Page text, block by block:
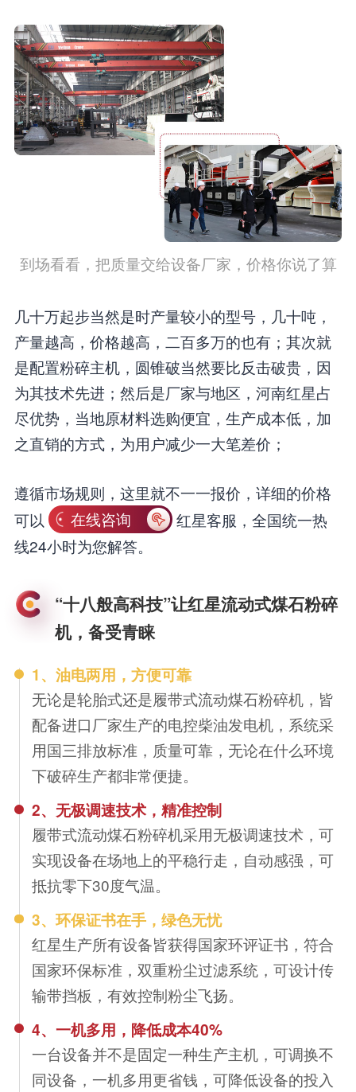
到场看看，把质量交给设备厂家，价格你说了算
几十万起步当然是时产量较小的型号，几十吨，
产量越高，价格越高，二百多万的也有；其次就
是配置粉碎主机，圆锥破当然要比反击破贵，因
为其技术先进；然后是厂家与地区，河南红星占
尽优势，当地原材料选购便宜，生产成本低，加
之直销的方式，为用户减少一大笔差价；
遵循市场规则，这里就不一一报价，详细的价格
可以
在线咨询
红星客服，全国统一热
线24小时为您解答。
“十八般高科技”让红星流动式煤石粉碎
机，备受青睐
1、油电两用，方便可靠
无论是轮胎式还是履带式流动煤石粉碎机，皆
配备进口厂家生产的电控柴油发电机，系统采
用国三排放标准，质量可靠，无论在什么环境
下破碎生产都非常便捷。
2、无极调速技术，精准控制
履带式流动煤石粉碎机采用无极调速技术，可
实现设备在场地上的平稳行走，自动感强，可
抵抗零下30度气温。
3、环保证书在手，绿色无忧
红星生产所有设备皆获得国家环评证书，符合
国家环保标准，双重粉尘过滤系统，可设计传
输带挡板，有效控制粉尘飞扬。
4、一机多用，降低成本40%
一台设备并不是固定一种生产主机，可调换不
同设备，一机多用更省钱，可降低设备的投入